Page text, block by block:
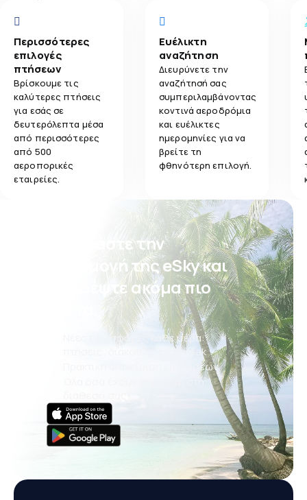
Περισσότερες
επιλογές
πτήσεων
Βρίσκουμε τις
καλύτερες πτήσεις
για εσάς σε
δευτερόλεπτα μέσα
από περισσότερες
από 500
αεροπορικές
εταιρείες.
Ευέλικτη
αναζήτηση
Διευρύνετε την
αναζήτησή σας
συμπεριλαμβάνοντας
κοντινά αεροδρόμια
και ευέλικτες
ημερομηνίες για να
βρείτε τη
φθηνότερη επιλογή.
Κατεβάστε την
εφαρμογή της eSky και
ταξιδέψτε ακόμα πιο
Νέες προσφορές κάθε μέρα:
πτήσεις, διακοπές, city break
Πρακτική διαχείριση κρατήσεων
Όλα όσα έχουν σημασία, στη